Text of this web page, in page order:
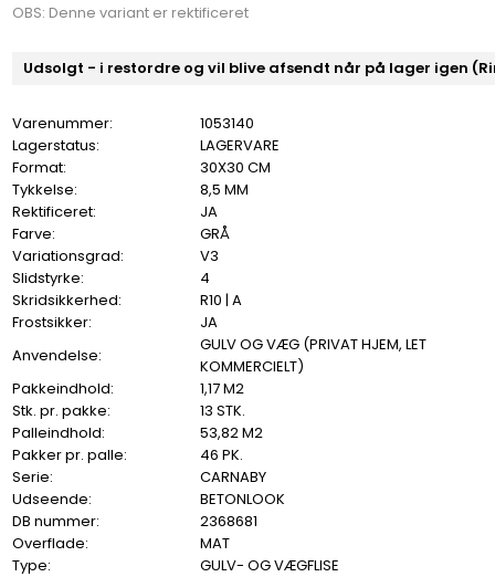
OBS: Denne variant er rektificeret
Udsolgt - i restordre og vil blive afsendt når på lager igen
Varenummer:
1053140
Lagerstatus:
LAGERVARE
Format:
30X30 CM
Tykkelse:
8,5 MM
Rektificeret:
JA
Farve:
GRÅ
Variationsgrad:
V3
Slidstyrke:
4
Skridsikkerhed:
R10 | A
Frostsikker:
JA
Anvendelse:
GULV OG VÆG (PRIVAT HJEM, LET
KOMMERCIELT)
Pakkeindhold:
1,17 M2
Stk. pr. pakke:
13 STK.
Palleindhold:
53,82 M2
Pakker pr. palle:
46 PK.
Serie:
CARNABY
Udseende:
BETONLOOK
DB nummer:
2368681
Overflade:
MAT
Type:
GULV- OG VÆGFLISE